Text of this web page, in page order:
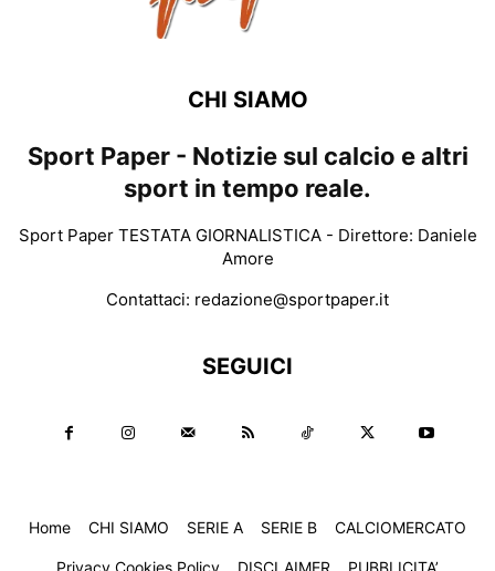
CHI SIAMO
Sport Paper - Notizie sul calcio e altri
sport in tempo reale.
Sport Paper TESTATA GIORNALISTICA - Direttore: Daniele
Amore
Contattaci: redazione@sportpaper.it
SEGUICI
Home CHI SIAMO SERIE A SERIE B CALCIOMERCATO